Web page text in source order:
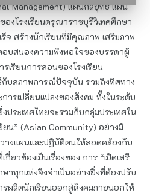
Management) แผนกลยุทธ์ แผน
งโรงเรียนดรุณาราชบุรีวิเทศศึกษา
จ สร้างนักเรียนที่มีคุณภาพ เสริมภาพ
บสนองความพึงพอใจของบรรดาผู้
เรียนการสอนของโรงเรียน
บสภาพการณ์ปัจจุบัน รวมถึงทิศทาง
ารเปลี่ยนแปลงของสังคม ทั้งในระดับ
ประเทศไทยจะรวมกับกลุ่มประเทศใน
ยน” (Asian Community) อย่างมี
างแผนและปฏิบัติตนให้สอดคล้องกับ
ยวข้องเป็นเรื่องของ การ “เปิดเสรี
าทุกแห่งจึงจำเป็นอย่างยิ่งที่ต้องปรับ
รผลิตนักเรียนออกสู่สังคมภายนอกให้